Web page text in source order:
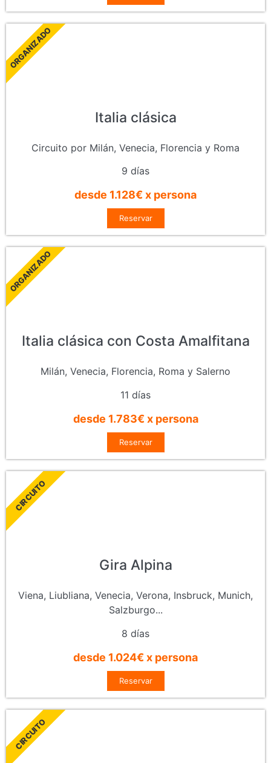
Italia clásica
Circuito por Milán, Venecia, Florencia y Roma
9 días
desde 1.128€ x persona
Reservar
ORGANIZADO
Italia clásica con Costa Amalfitana
Milán, Venecia, Florencia, Roma y Salerno
11 días
desde 1.783€ x persona
Reservar
ORGANIZADO
Gira Alpina
Viena, Liubliana, Venecia, Verona, Insbruck, Munich,
Salzburgo...
8 días
desde 1.024€ x persona
Reservar
CIRCUITO
CIRCUITO